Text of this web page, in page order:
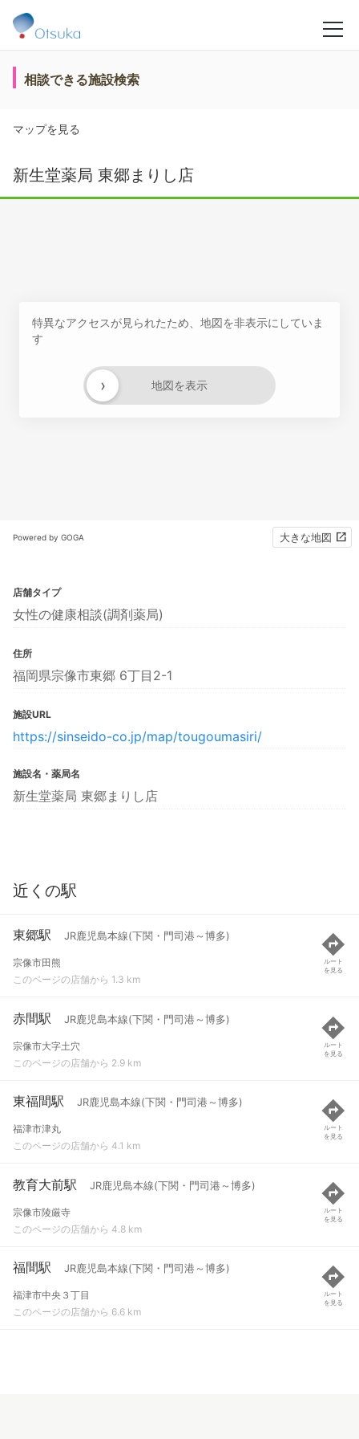
相談できる施設検索
マップを見る
新生堂薬局 東郷まりし店
特異なアクセスが見られたため、地図を非表示にしていま
す
地図を表示
›
Powered by GOGA 大きな地図
店舗タイプ
女性の健康相談(調剤薬局)
住所
福岡県宗像市東郷 6丁目2-1
施設URL
https://sinseido-co.jp/map/tougoumasiri/
施設名・薬局名
新生堂薬局 東郷まりし店
近くの駅
東郷駅 JR鹿児島本線(下関・門司港～博多)
宗像市田熊
このページの店舗から 1.3 km
ルート
を見る
赤間駅 JR鹿児島本線(下関・門司港～博多)
宗像市大字土穴
このページの店舗から 2.9 km
ルート
を見る
東福間駅 JR鹿児島本線(下関・門司港～博多)
福津市津丸
このページの店舗から 4.1 km
ルート
を見る
教育大前駅 JR鹿児島本線(下関・門司港～博多)
宗像市陵厳寺
このページの店舗から 4.8 km
ルート
を見る
福間駅 JR鹿児島本線(下関・門司港～博多)
福津市中央３丁目
このページの店舗から 6.6 km
ルート
を見る